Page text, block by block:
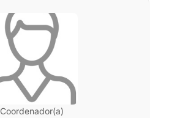
Coordenador(a)